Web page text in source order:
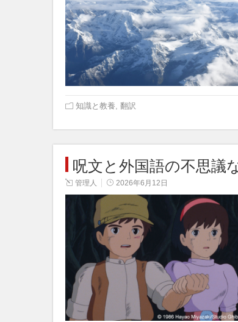
知識と教養 翻訳
呪文と外国語の不思議
管理人 2026年6月12日